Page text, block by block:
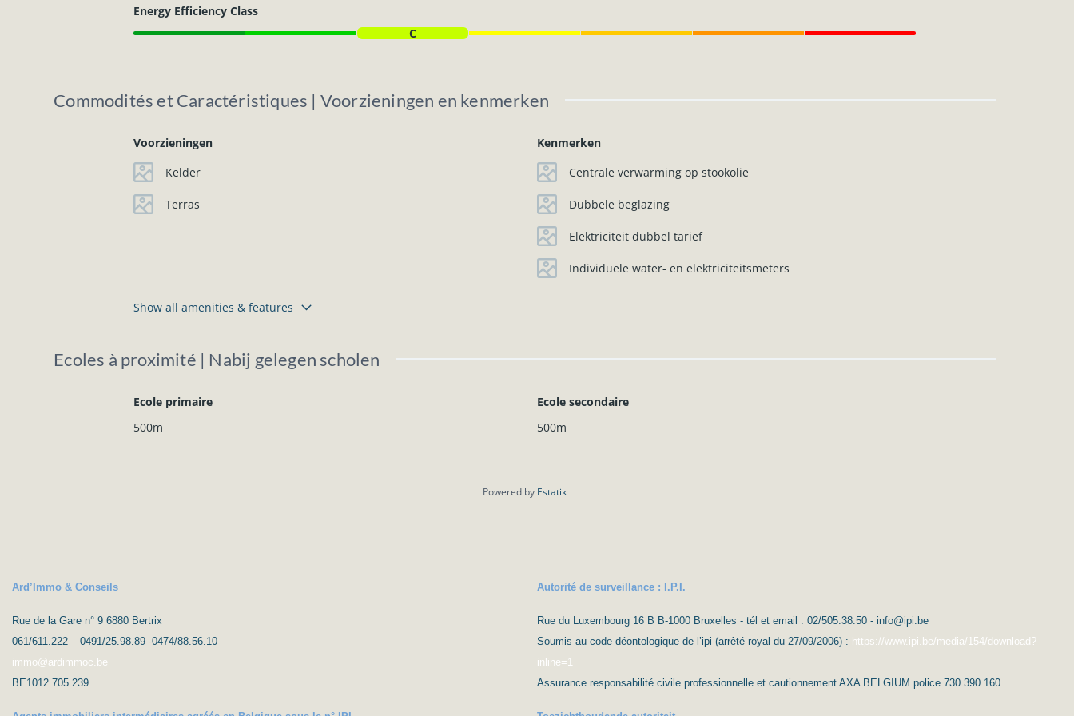
Energy Efficiency Class
C
Commodités et Caractéristiques | Voorzieningen en kenmerken
Voorzieningen
Kelder
Terras
Kenmerken
Centrale verwarming op stookolie
Dubbele beglazing
Elektriciteit dubbel tarief
Individuele water- en elektriciteitsmeters
Show all amenities & features
Ecoles à proximité | Nabij gelegen scholen
Ecole primaire
500m
Ecole secondaire
500m
Powered by Estatik
Ard’Immo & Conseils
Rue de la Gare n° 9 6880 Bertrix
061/611.222 – 0491/25.98.89 -0474/88.56.10
immo@ardimmoc.be
BE1012.705.239
Autorité de surveillance : I.P.I.
Rue du Luxembourg 16 B B-1000 Bruxelles - tél et email : 02/505.38.50 - info@ipi.be
Soumis au code déontologique de l’ipi (arrêté royal du 27/09/2006) : https://www.ipi.be/media/154/download?
inline=1
Assurance responsabilité civile professionnelle et cautionnement AXA BELGIUM police 730.390.160.